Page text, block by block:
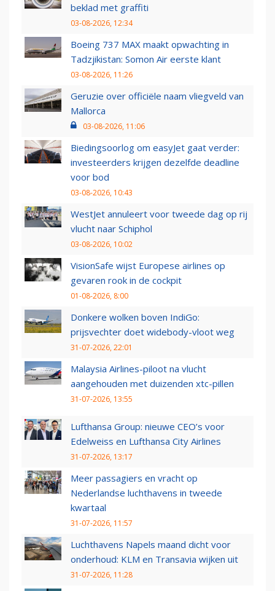
beklad met graffiti
03-08-2026, 12:34
Boeing 737 MAX maakt opwachting in
Tadzjikistan: Somon Air eerste klant
03-08-2026, 11:26
Geruzie over officiële naam vliegveld van
Mallorca
03-08-2026, 11:06
Biedingsoorlog om easyJet gaat verder:
investeerders krijgen dezelfde deadline
voor bod
03-08-2026, 10:43
WestJet annuleert voor tweede dag op rij
vlucht naar Schiphol
03-08-2026, 10:02
VisionSafe wijst Europese airlines op
gevaren rook in de cockpit
01-08-2026, 8:00
Donkere wolken boven IndiGo:
prijsvechter doet widebody-vloot weg
31-07-2026, 22:01
Malaysia Airlines-piloot na vlucht
aangehouden met duizenden xtc-pillen
31-07-2026, 13:55
Lufthansa Group: nieuwe CEO’s voor
Edelweiss en Lufthansa City Airlines
31-07-2026, 13:17
Meer passagiers en vracht op
Nederlandse luchthavens in tweede
kwartaal
31-07-2026, 11:57
Luchthavens Napels maand dicht voor
onderhoud: KLM en Transavia wijken uit
31-07-2026, 11:28